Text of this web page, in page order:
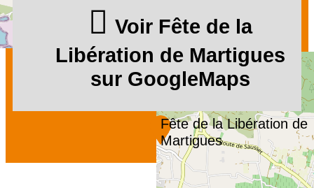
Fête de la Libération de
Martigues
Voir Fête de la
Libération de Martigues
sur GoogleMaps